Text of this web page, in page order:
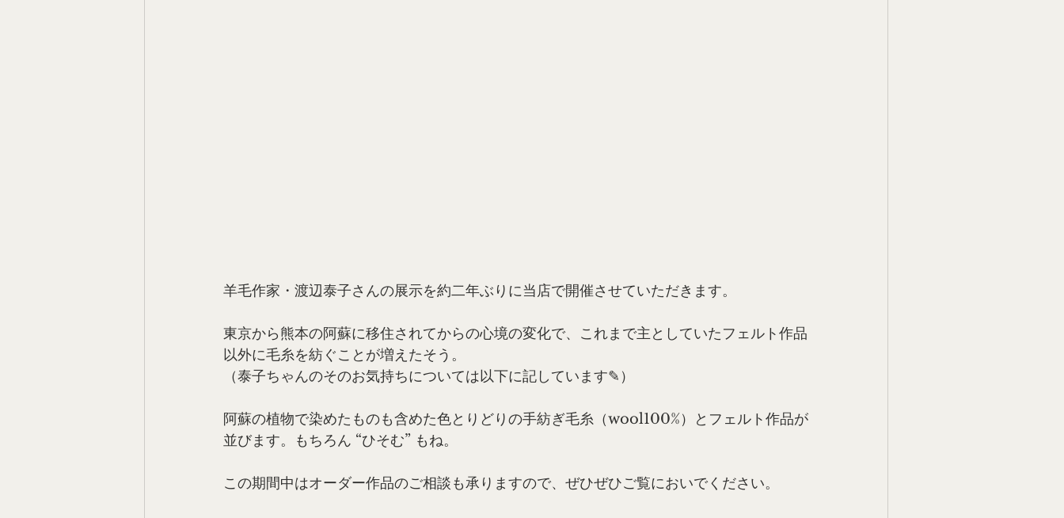
羊毛作家・渡辺泰子さんの展示を約二年ぶりに当店で開催させていただきます。
東京から熊本の阿蘇に移住されてからの心境の変化で、これまで主としていたフェルト作品
以外に毛糸を紡ぐことが増えたそう。
（泰子ちゃんのそのお気持ちについては以下に記しています✎）
阿蘇の植物で染めたものも含めた色とりどりの手紡ぎ毛糸（wool100%）とフェルト作品が
並びます。もちろん “ひそむ” もね。
この期間中はオーダー作品のご相談も承りますので、ぜひぜひご覧においでください。